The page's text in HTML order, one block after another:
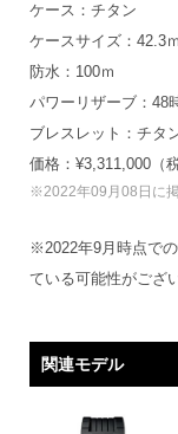
ケース：チタン
ケースサイズ：42.3
防水：100ｍ
パワーリザーブ：48
ブレスレット：チタ
価格：¥3,311,000（税
※2022年09月08日に
※2022年9月時点で
ている可能性がござ
関連モデル